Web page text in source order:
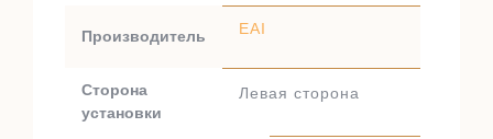
Производитель EAI
Сторона
установки
Левая сторона